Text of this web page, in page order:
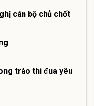
cán bộ chủ chốt
trào thi đua yêu